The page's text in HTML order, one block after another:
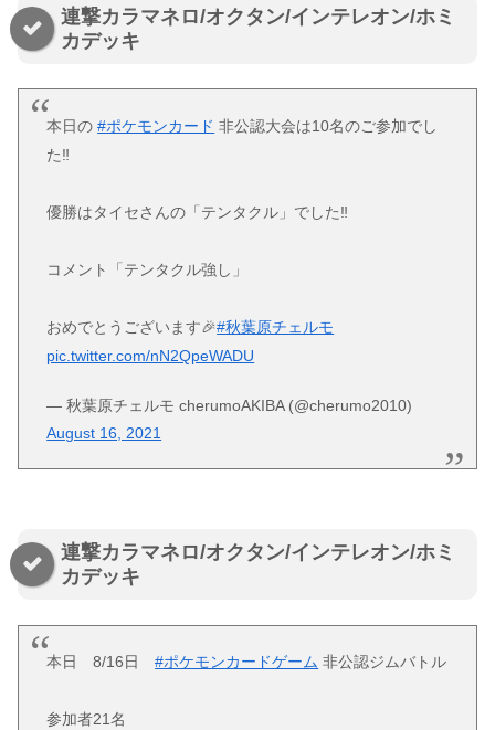
連撃カラマネロ/オクタン/インテレオン/ホミ
カデッキ
本日の#ポケモンカード 非公認大会は10名のご参加でし
た‼️
優勝はタイセさんの「テンタクル」でした‼️
コメント「テンタクル強し」
おめでとうございます🎉#秋葉原チェルモ
pic.twitter.com/nN2QpeWADU
— 秋葉原チェルモ cherumoAKIBA (@cherumo2010)
August 16, 2021
連撃カラマネロ/オクタン/インテレオン/ホミ
カデッキ
本日 8/16日#ポケモンカードゲーム 非公認ジムバトル
参加者21名